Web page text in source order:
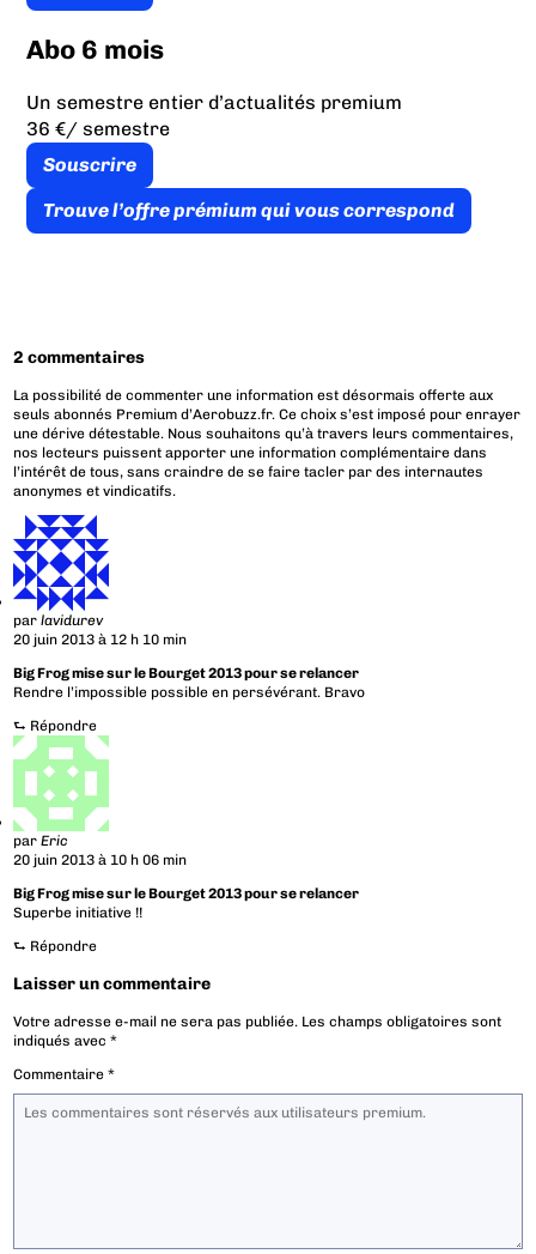
Abo 6 mois
Un semestre entier d’actualités premium
36 €/ semestre
Souscrire
Trouve l’offre prémium qui vous correspond
2 commentaires
La possibilité de commenter une information est désormais offerte aux
seuls abonnés Premium d’Aerobuzz.fr. Ce choix s’est imposé pour enrayer
une dérive détestable. Nous souhaitons qu’à travers leurs commentaires,
nos lecteurs puissent apporter une information complémentaire dans
l’intérêt de tous, sans craindre de se faire tacler par des internautes
anonymes et vindicatifs.
parlavidurev
20 juin 2013 à 12 h 10 min
Big Frog mise sur le Bourget 2013 pour se relancer
Rendre l’impossible possible en persévérant. Bravo
⮑ Répondre
parEric
20 juin 2013 à 10 h 06 min
Big Frog mise sur le Bourget 2013 pour se relancer
Superbe initiative !!
⮑ Répondre
Laisser un commentaire
Votre adresse e-mail ne sera pas publiée. Les champs obligatoires sont
indiqués avec*
Commentaire*